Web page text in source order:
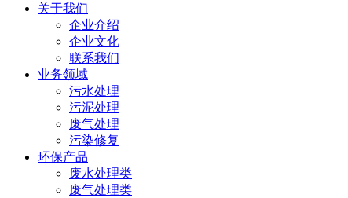
关于我们
企业介绍
企业文化
联系我们
业务领域
污水处理
污泥处理
废气处理
污染修复
环保产品
废水处理类
废气处理类